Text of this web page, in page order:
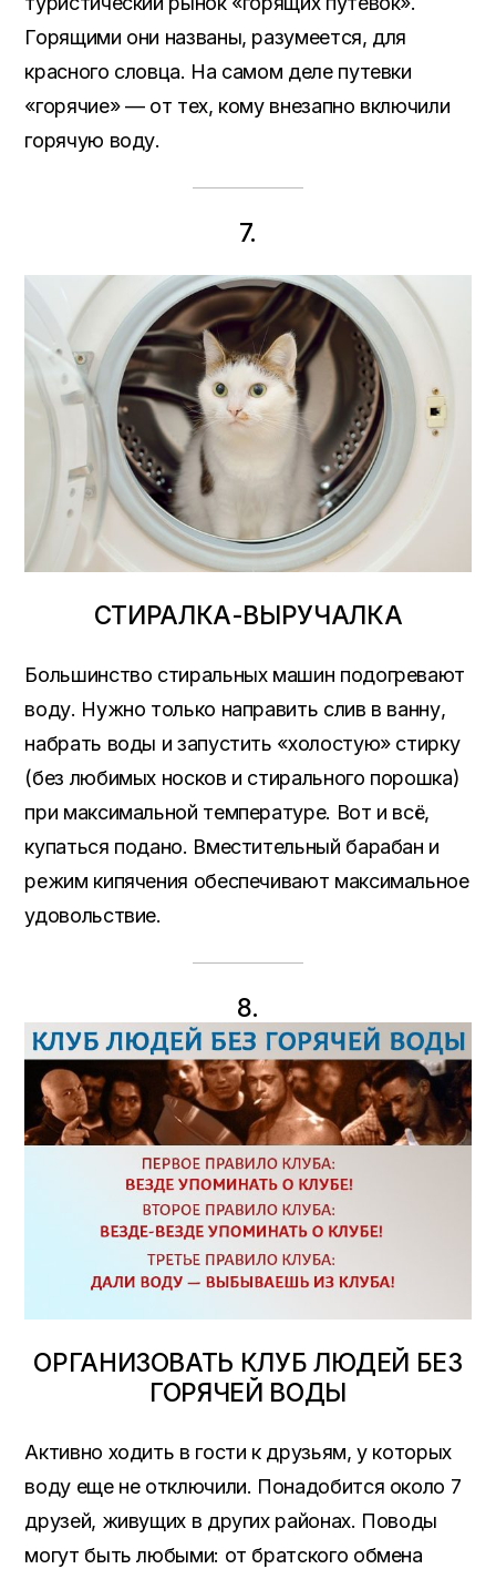
Горящими они названы, разумеется, для
красного словца. На самом деле путевки
«горячие» — от тех, кому внезапно включили
горячую воду.
7.
СТИРАЛКА-ВЫРУЧАЛКА
Большинство стиральных машин подогревают
воду. Нужно только направить слив в ванну,
набрать воды и запустить «холостую» стирку
(без любимых носков и стирального порошка)
при максимальной температуре. Вот и всё,
купаться подано. Вместительный барабан и
режим кипячения обеспечивают максимальное
удовольствие.
8.
ОРГАНИЗОВАТЬ КЛУБ ЛЮДЕЙ БЕЗ
ГОРЯЧЕЙ ВОДЫ
Активно ходить в гости к друзьям, у которых
воду еще не отключили. Понадобится около 7
друзей, живущих в других районах. Поводы
могут быть любыми: от братского обмена